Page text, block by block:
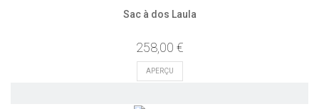
Sac à dos Laula
258,00 €
APERÇU